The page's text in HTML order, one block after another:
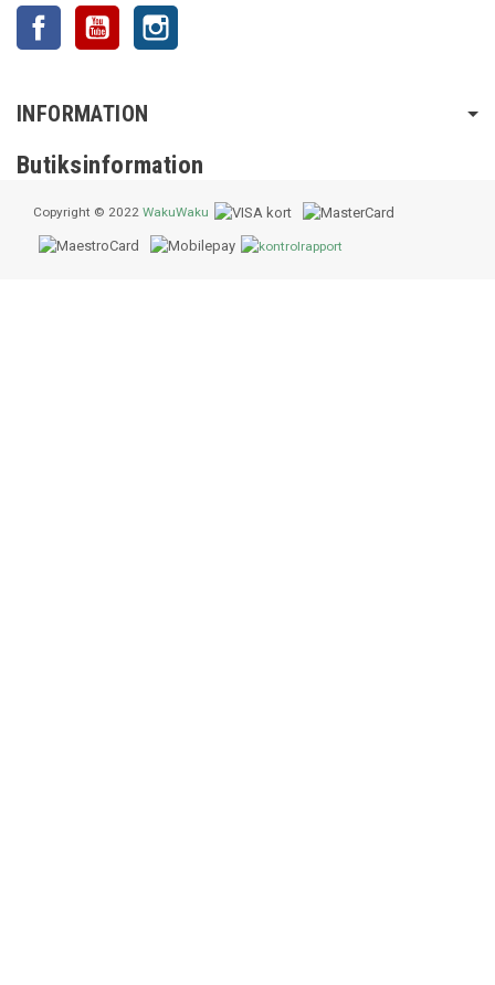
Facebook YouTube
INFORMATION
Butiksinformation
Copyright © 2022 WakuWaku